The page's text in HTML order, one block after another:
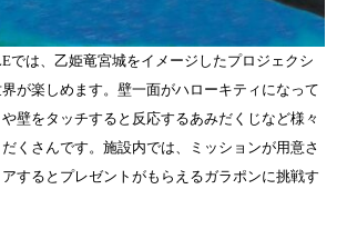
では、乙姫竜宮城をイメージしたプロジェクシ
が楽しめます。壁一面がハローキティになって
壁をタッチすると反応するあみだくじなど様々
くさんです。施設内では、ミッションが用意さ
するとプレゼントがもらえるガラポンに挑戦す